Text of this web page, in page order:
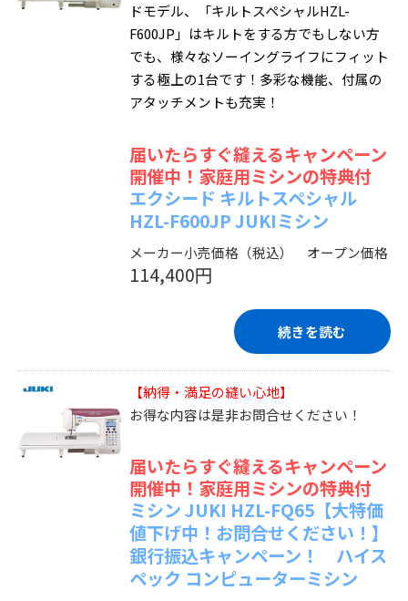
ドモデル、「キルトスペシャルHZL-
F600JP」はキルトをする方でもしない方
でも、様々なソーイングライフにフィット
する極上の1台です！多彩な機能、付属の
アタッチメントも充実！
届いたらすぐ縫えるキャンペーン
開催中！家庭用ミシンの特典付
エクシード キルトスペシャル
HZL-F600JP JUKIミシン
メーカー小売価格（税込） オープン価格
114,400円
続きを読む
【納得・満足の縫い心地】
お得な内容は是非お問合せください！
届いたらすぐ縫えるキャンペーン
開催中！家庭用ミシンの特典付
ミシン JUKI HZL-FQ65【大特価
値下げ中！お問合せください！】
銀行振込キャンペーン！ ハイス
ペック コンピューターミシン